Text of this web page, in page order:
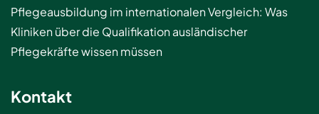
Pflegeausbildung im internationalen Vergleich: Was
Kliniken über die Qualifikation ausländischer
Pflegekräfte wissen müssen
Kontakt